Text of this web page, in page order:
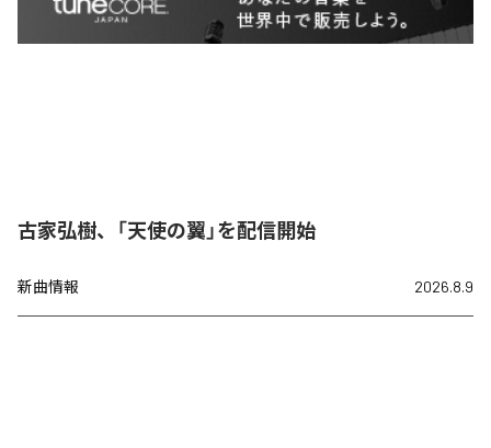
古家弘樹、「天使の翼」を配信開始
新曲情報 2026.8.9